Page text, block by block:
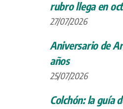
rubro llega en
27/07/2026
Aniversario de
años
25/07/2026
Colchón: la guía